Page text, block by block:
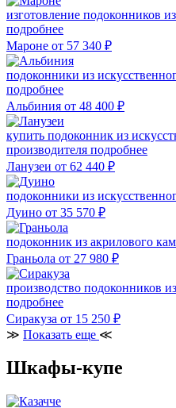
изготовление подоконников
подробнее
Мароне от 57 340 ₽
подоконники из
подробнее
Альбиния от 48 400 ₽
купить подоконник из
производителя подробнее
Ланузеи от 62 440 ₽
подоконники из
Дуино от 35 570 ₽
подоконник из акрилового
Граньола от 27 980 ₽
производство подоконников
подробнее
Сиракуза от 15 250 ₽
≫ Показать еще ≪
Шкафы-купе